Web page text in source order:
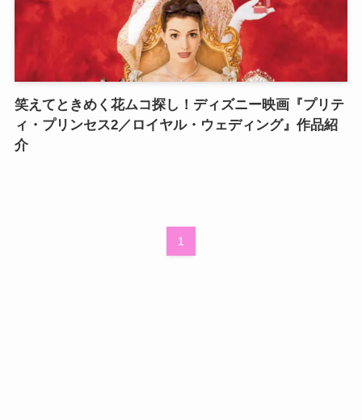
笑えてときめく花ムコ探し！ディズニー映画『プリテ
ィ・プリンセス2／ロイヤル・ウェディング』作品紹
介
1